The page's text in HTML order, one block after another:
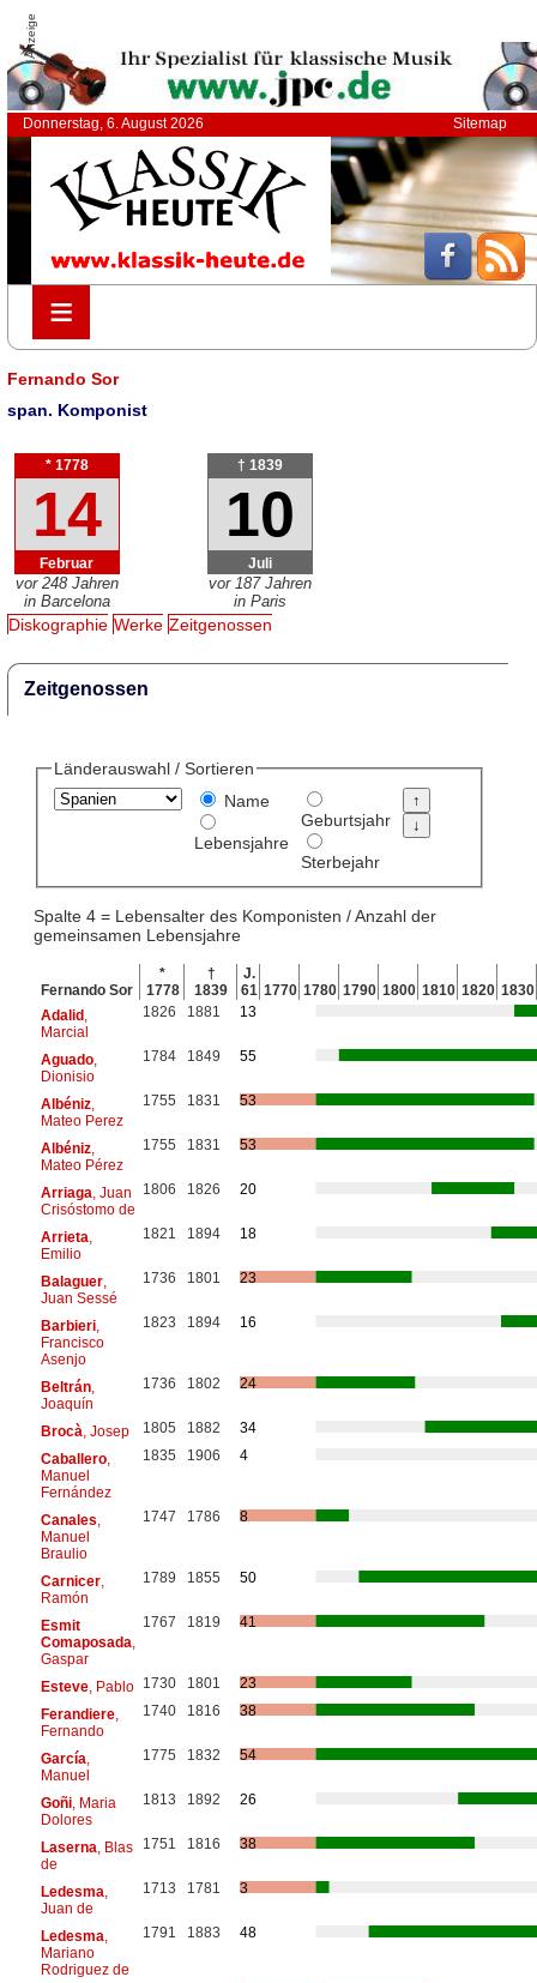
Anzeige
Donnerstag, 6. August 2026 Sitemap
≡
≡
Fernando Sor
span. Komponist
* 1778
14
Februar
vor 248 Jahren
in Barcelona
† 1839
10
Juli
vor 187 Jahren
in Paris
Diskographie Werke Zeitgenossen
Zeitgenossen
Länderauswahl / Sortieren
Name
Lebensjahre
Geburtsjahr
Sterbejahr
Spalte 4 = Lebensalter des Komponisten / Anzahl der
gemeinsamen Lebensjahre
Fernando Sor
*
1778
†
1839
J.
61 1770 1780 1790 1800 1810 1820 1830
Adalid,
Marcial
1826 1881 13
Aguado,
Dionisio
1784 1849 55
Albéniz,
Mateo Perez
1755 1831 53
Albéniz,
Mateo Pérez
1755 1831 53
Arriaga , Juan
Crisóstomo de
1806 1826 20
Arrieta
Emilio
1821 1894 18
Balaguer,
Juan Sessé
1736 1801 23
Barbieri,
Francisco
Asenjo
1823 1894 16
Beltrán,
Joaquín
1736 1802 24
Brocà , Josep 1805 1882
34
Caballero,
Manuel
Fernández
1835 1906 4
Canales
Manuel
Braulio
1747 1786 8
Carnicer,
Ramón
1789 1855 50
Esmit
Comaposada
Gaspar
1767 1819 41
Esteve, Pablo 1730 1801
23
Ferandiere,
Fernando
1740 1816 38
García
Manuel
1775 1832 54
Goñi, Maria
Dolores
1813 1892 26
Laserna , Blas
de
1751 1816 38
Ledesma
Juan de
1713 1781 3
Ledesma
Mariano
Rodriguez de
1791 1883 48